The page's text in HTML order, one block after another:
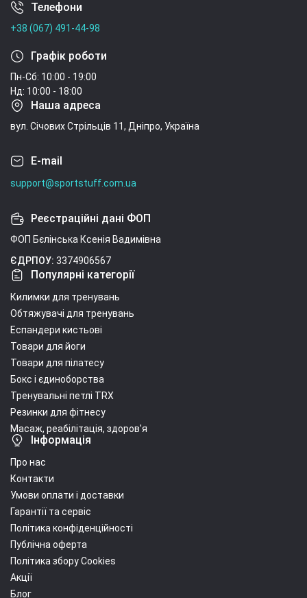
Умови угоди
Телефони
+38 (067) 491-44-98
Графік роботи
Пн-Сб: 10:00 - 19:00
Нд: 10:00 - 18:00
Наша адреса
вул. Січових Стрільців 11, Дніпро, Україна
E-mail
support@sportstuff.com.ua
Реєстраційні дані ФОП
ФОП Бєлінська Ксенія Вадимівна
ЄДРПОУ: 3374906567
Популярні категорії
Килимки для тренувань
Обтяжувачі для тренувань
Еспандери кистьові
Товари для йоги
Товари для пілатесу
Бокс і єдиноборства
Тренувальні петлі TRX
Резинки для фітнесу
Масаж, реабілітація, здоров'я
Інформація
Про нас
Контакти
Умови оплати і доставки
Гарантії та сервіс
Політика конфіденційності
Публічна оферта
Політика збору Cookies
Акції
Блог